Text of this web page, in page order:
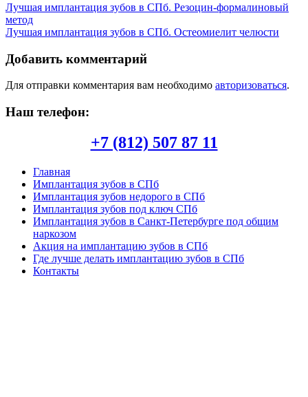
Лучшая имплантация зубов в СПб. Резоцин-формалиновый
метод
Лучшая имплантация зубов в СПб. Остеомиелит челюсти
Добавить комментарий
Для отправки комментария вам необходимо авторизоваться.
Наш телефон:
+7 (812) 507 87 11
Главная
Имплантация зубов в СПб
Имплантация зубов недорого в СПб
Имплантация зубов под ключ СПб
Имплантация зубов в Санкт-Петербурге под общим
наркозом
Акция на имплантацию зубов в СПб
Где лучше делать имплантацию зубов в СПб
Контакты